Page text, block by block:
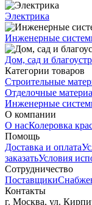
Электрика
Инженерные
Дом, сад и
Категории товаров
Строительные
Отделочные
Инженерные
О компании
О насКолеровка
Помощь
Доставка и оплата
заказатьУсловия
Сотрудничество
Поставщики
Контакты
г. Москва, ул.